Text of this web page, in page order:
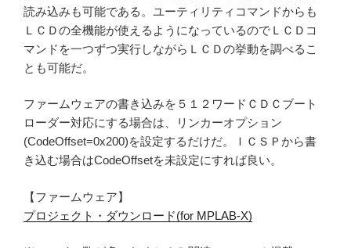
読み込みも可能である。ユーティリティコマンドからも
ＬＣＤの全機能が使えるようになっているのでＬＣＤコ
マンドを一つずつ実行しながらＬＣＤの挙動を調べるこ
とも可能だ。
ファームウェアの書き込みを５１２ワードＣＤＣブート
ローダー対応にする場合は、リンカーオプション
(CodeOffset=0x200)を設定するだけだ。ＩＣＳＰから書
き込む場合はCodeOffsetを未設定にすれば良い。
【ファームウェア】
プロジェクト・ダウンロード(for MPLAB-X)